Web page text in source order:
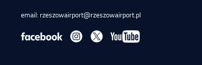
email: rzeszowairport@rzeszowairport.pl